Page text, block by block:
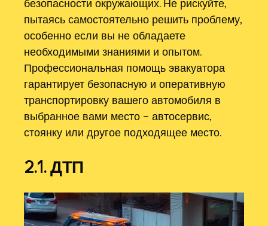
безопасности окружающих. Не рискуйте,
пытаясь самостоятельно решить проблему,
особенно если вы не обладаете
необходимыми знаниями и опытом.
Профессиональная помощь эвакуатора
гарантирует безопасную и оперативную
транспортировку вашего автомобиля в
выбранное вами место – автосервис,
стоянку или другое подходящее место.
2.1. ДТП